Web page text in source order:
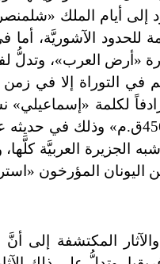
أيام الملك «شلمنصر
للحدود الآشوريَّة، أما
«أرض العرب»، وتدلُّ
في التوراة إلا في
لكلمة
الجزيرة العربيَّة
اليونان المؤرخون
المكتشفة إلى